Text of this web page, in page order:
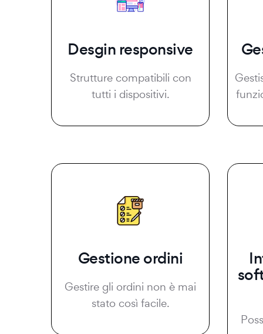
Desgin responsive
Strutture compatibili con
tutti i dispositivi.
Gestione ordini
Gestire gli ordini non è mai
stato così facile.